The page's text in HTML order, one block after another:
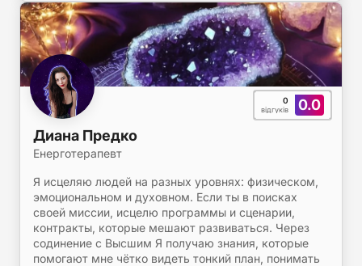
0.0
0
відгуків
Диана Предко
Енерготерапевт
Я исцеляю людей на разных уровнях: физическом,
эмоциональном и духовном. Если ты в поисках
своей миссии, исцелю программы и сценарии,
контракты, которые мешают развиваться. Через
содинение с Высшим Я получаю знания, которые
помогают мне чётко видеть тонкий план, понимать